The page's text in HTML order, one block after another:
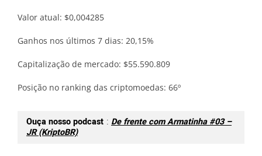
Valor atual: $0,004285
Ganhos nos últimos 7 dias: 20,15%
Capitalização de mercado: $55.590.809
Posição no ranking das criptomoedas: 66º
Ouça nosso podcast : De frente com Armatinha #03 –
JR (KriptoBR)